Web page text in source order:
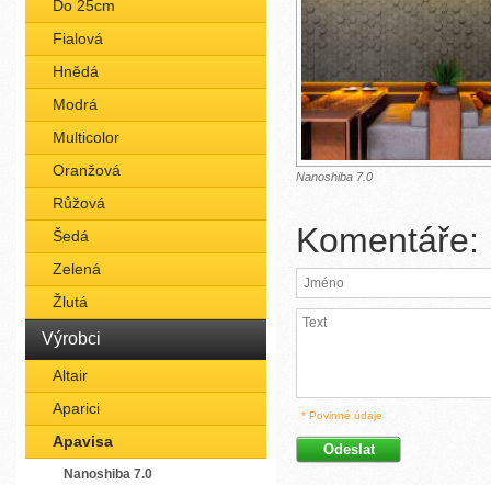
Do 25cm
Fialová
Hnědá
Modrá
Multicolor
Oranžová
Růžová
Šedá
Zelená
Žlutá
Výrobci
Altair
Aparici
Apavisa
Nanoshiba 7.0
Nanoshiba 7.0
Komentáře:
* Povinné údaje